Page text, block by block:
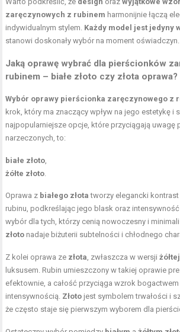
zaręczynowych z rubinem harmonijnie łączą
indywidualnym stylem. Każdy model jest jedyny
stanowi doskonały wybór na moment oświadczyn.
Jaką oprawę wybrać dla pierścionków
rubinem – białe złoto czy złota oprawa?
Wybór oprawy pierścionka zaręczynowego z
krok, który ma znaczący wpływ na jego estetykę i
najpopularniejsze opcje, które przyciągają uwagę
narzeczonych, to:
białe złoto
żółte złoto
Oprawa z białego złota tworzy elegancki kontrast
rubinu, podkreślając jego blask oraz intensywność
wybór dla tych, którzy cenią nowoczesny i
złoto nadaje biżuterii subtelności i chłodnego
Z kolei oprawa ze złota , zwłaszcza w wersjiżółtej
luksusem. Rubin umieszczony w takiej oprawie
efektownie, a całość przyciąga wzrok
intensywnością. Złoto jest symbolem trwałości i
że często staje się pierwszym wyborem dla